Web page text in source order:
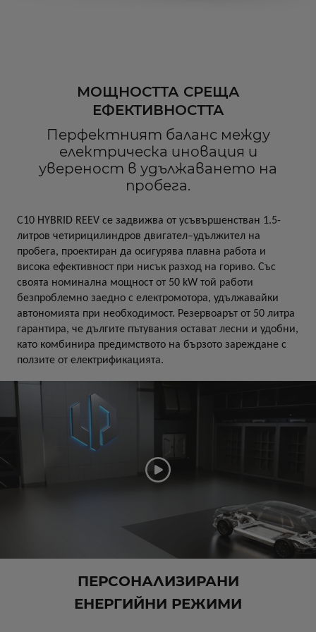
МОЩНОСТТА СРЕЩА
ЕФЕКТИВНОСТТА
Перфектният баланс между
електрическа иновация и
увереност в удължаването на
пробега.
C10 HYBRID REEV се задвижва от усъвършенстван 1.5-
литров четирицилиндров двигател–удължител на
пробега, проектиран да осигурява плавна работа и
висока ефективност при нисък разход на гориво. Със
своята номинална мощност от 50 kW той работи
безпроблемно заедно с електромотора, удължавайки
автономията при необходимост. Резервоарът от 50 литра
гарантира, че дългите пътувания остават лесни и удобни,
като комбинира предимството на бързото зареждане с
ползите от електрификацията.
ПЕРСОНАЛИЗИРАНИ
ЕНЕРГИЙНИ РЕЖИМИ